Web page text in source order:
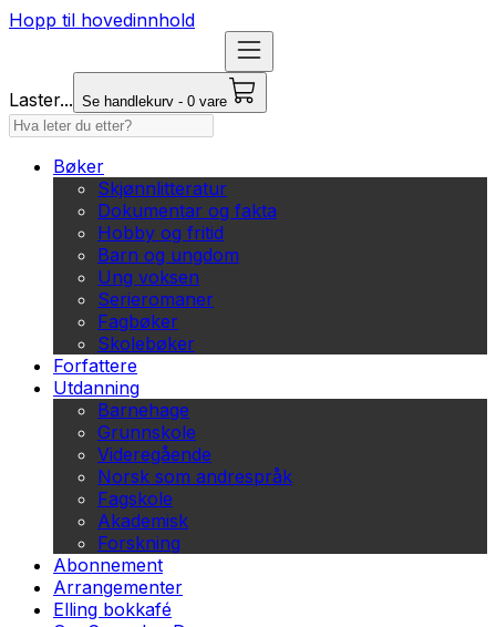
Hopp til hovedinnhold
Laster... Se handlekurv - 0 vare
Bøker
Skjønnlitteratur
Dokumentar og fakta
Hobby og fritid
Barn og ungdom
Ung voksen
Serieromaner
Fagbøker
Skolebøker
Forfattere
Utdanning
Barnehage
Grunnskole
Videregående
Norsk som andrespråk
Fagskole
Akademisk
Forskning
Abonnement
Arrangementer
Elling bokkafé